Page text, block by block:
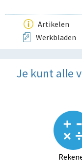
Artikelen
Werkbladen
Je kunt alle